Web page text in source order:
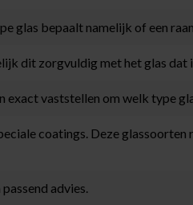
glas bepaalt namelijk of een
dit zorgvuldig met het glas dat
exact vaststellen om welk type
coatings. Deze glassoorten
advies.